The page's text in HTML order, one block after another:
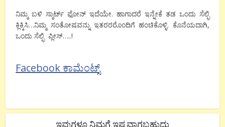
ನಿಮ್ಮ ಬಳಿ ಸ್ಮಾರ್ಟ್ ಫೋನ್ ಇದೆಯೇ. ಹಾಗಾದರೆ ಇನ್ನೇಕೆ ತಡ ಒಂದು ಸೆಲ್ಫಿ‌
ಕ್ಲಿಕ್ಕಿಸಿ…ನಿಮ್ಮ ಸಂತೋಷವನ್ನು ಇತರರರೊಂದಿಗೆ ಹಂಚಿಕೊಳ್ಳಿ. ಕೊನೆಯದಾಗಿ,
ಒಂದು ಸೆಲ್ಫಿ ಪ್ಲೀಸ್…..!
Facebook ಕಾಮೆಂಟ್ಸ್
ಇವುಗಳೂ ನಿಮಗೆ ಇಷ್ಟವಾಗಬಹುದು